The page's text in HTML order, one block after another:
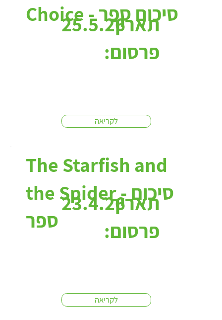
Choice - סיכום ספר
לקריאה
25.5.26תאריך
פרסום:
The Starfish and
the Spider - סיכום
ספר
לקריאה
23.4.26תאריך
פרסום: